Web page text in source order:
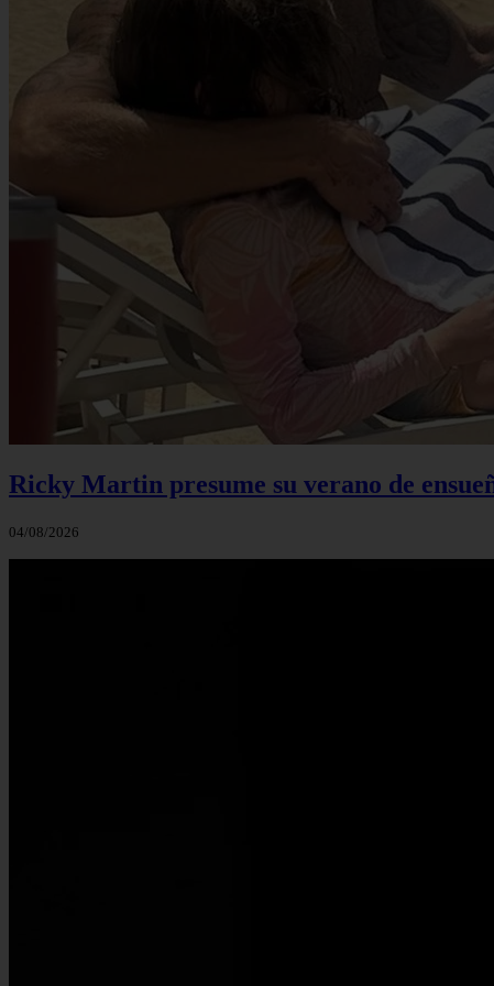
Ricky Martin presume su verano de
04/08/2026